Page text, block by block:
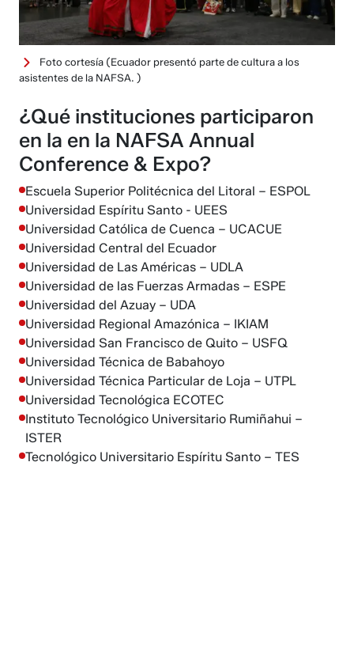
Foto cortesía (Ecuador presentó parte de cultura a los
asistentes de la NAFSA. )
¿Qué instituciones participaron
en la en la NAFSA Annual
Conference & Expo?
Escuela Superior Politécnica del Litoral – ESPOL
Universidad Espíritu Santo - UEES
Universidad Católica de Cuenca – UCACUE
Universidad Central del Ecuador
Universidad de Las Américas – UDLA
Universidad de las Fuerzas Armadas – ESPE
Universidad del Azuay – UDA
Universidad Regional Amazónica – IKIAM
Universidad San Francisco de Quito – USFQ
Universidad Técnica de Babahoyo
Universidad Técnica Particular de Loja – UTPL
Universidad Tecnológica ECOTEC
Instituto Tecnológico Universitario Rumiñahui –
ISTER
Tecnológico Universitario Espíritu Santo – TES